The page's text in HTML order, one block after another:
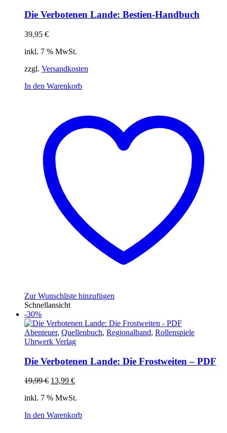
Die Verbotenen Lande: Bestien-Handbuch
39,95 €
inkl. 7 % MwSt.
zzgl. Versandkosten
In den Warenkorb
Zur Wunschliste hinzufügen
Schnellansicht
-30%
Abenteuer, Quellenbuch, Regionalband, Rollenspiele
Uhrwerk Verlag
Die Verbotenen Lande: Die Frostweiten – PDF
19,99€ Ursprünglicher
war:
13,99 €Aktueller
ist:
inkl. 7 % MwSt.
In den Warenkorb